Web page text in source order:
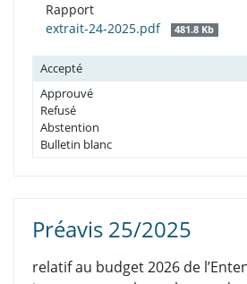
Rapport
extrait-24-2025.pdf
481.8 Kb
Accepté
Approuvé
Refusé
Abstention
Bulletin blanc
Préavis 25/2025
relatif au budget 2026 de